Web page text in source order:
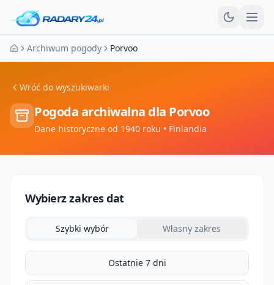
Strona główna
Archiwum pogody Porvoo
Wróć do wyszukiwarki
Pogoda archiwalna dla Porvoo
Dane historyczne od 1940 roku • Finlandia
Wybierz zakres dat
Szybki wybór Własny zakres
Ostatnie 7 dni